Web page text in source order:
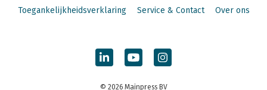
Toegankelijkheidsverklaring
Service & Contact Over ons
© 2026 Mainpress BV